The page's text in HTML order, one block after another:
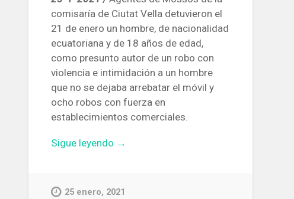
comisaría de Ciutat Vella detuvieron el
21 de enero un hombre, de nacionalidad
ecuatoriana y de 18 años de edad,
como presunto autor de un robo con
violencia e intimidación a un hombre
que no se dejaba arrebatar el móvil y
ocho robos con fuerza en
establecimientos comerciales.
Sigue leyendo «Detenido
multirreincidente
→
25 enero, 2021